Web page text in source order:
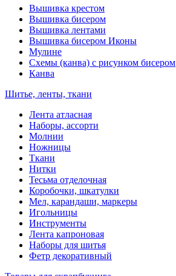
Вышивка крестом
Вышивка бисером
Вышивка лентами
Вышивка бисером Иконы
Мулине
Схемы (канва) с рисунком бисером
Канва
Шитье, ленты, ткани
Лента атласная
Наборы, ассорти
Молнии
Ножницы
Ткани
Нитки
Тесьма отделочная
Коробочки, шкатулки
Мел, карандаши, маркеры
Игольницы
Инструменты
Лента капроновая
Наборы для шитья
Фетр декоративный